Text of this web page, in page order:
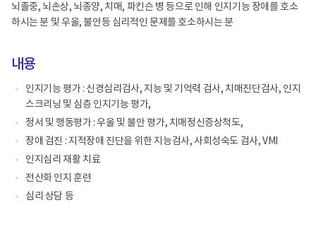
뇌졸중, 뇌손상, 뇌종양, 치매, 파킨슨 병 등으로 인해 인지기능 장애를 호소
하시는 분 및 우울, 불안등 심리적인 문제를 호소하시는 분
내용
인지기능 평가 : 신경심리검사, 지능 및 기억력 검사, 치매진단검사, 인지
스크리닝 및 심층 인지기능 평가,
정서 및 행동평가 : 우울 및 불안 평가, 치매정신증상척도,
장애 검진 : 지적장애 진단을 위한 지능검사, 사회성숙도 검사, VMI
인지심리 재활 치료
전산화 인지 훈련
심리 상담 등